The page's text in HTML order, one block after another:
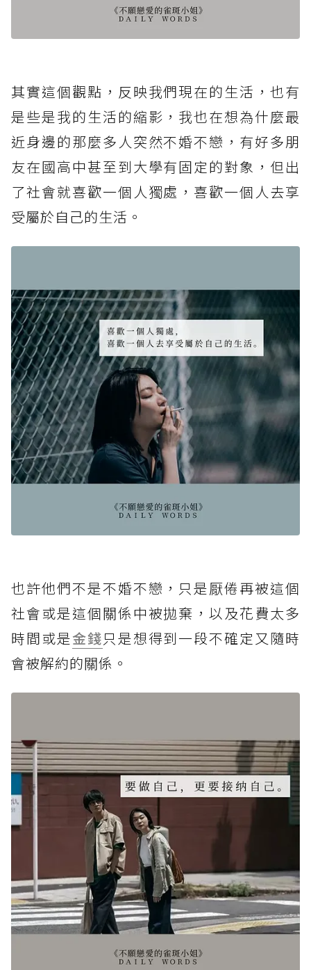
其實這個觀點，反映我們現在的生活，也有
是些是我的生活的縮影，我也在想為什麼最
近身邊的那麼多人突然不婚不戀，有好多朋
友在國高中甚至到大學有固定的對象，但出
了社會就喜歡一個人獨處，喜歡一個人去享
受屬於自己的生活。
也許他們不是不婚不戀，只是厭倦再被這個
社會或是這個關係中被拋棄，以及花費太多
時間或是金錢只是想得到一段不確定又隨時
會被解約的關係。